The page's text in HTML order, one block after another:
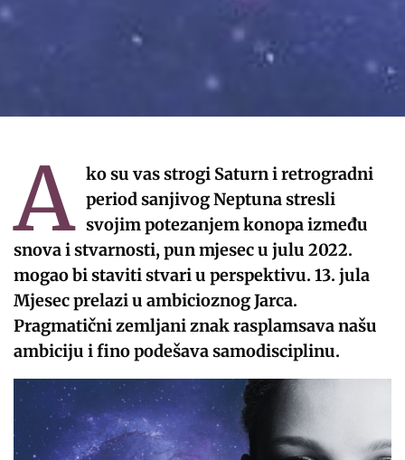
A ko su vas strogi Saturn i retrogradni
period sanjivog Neptuna stresli
svojim potezanjem konopa između
snova i stvarnosti, pun mjesec u julu 2022.
mogao bi staviti stvari u perspektivu. 13. jula
Mjesec prelazi u ambicioznog Jarca.
Pragmatični zemljani znak rasplamsava našu
ambiciju i fino podešava samodisciplinu.